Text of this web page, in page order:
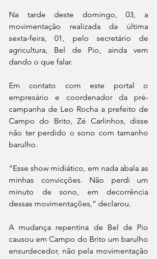
Na tarde deste domingo, 03, a
movimentação realizada da última
sexta-feira, 01, pelo secretário de
agricultura, Bel de Pio, ainda vem
dando o que falar.
Em contato com este portal o
empresário e coordenador da pré-
campanha de Leo Rocha a prefeito de
Campo do Brito, Zé Carlinhos, disse
não ter perdido o sono com tamanho
barulho.
“Esse show midiático, em nada abala as
minhas convicções. Não perdi um
minuto de sono, em decorrência
dessas movimentações,” declarou.
A mudança repentina de Bel de Pio
causou em Campo do Brito um barulho
ensurdecedor, não pela movimentação